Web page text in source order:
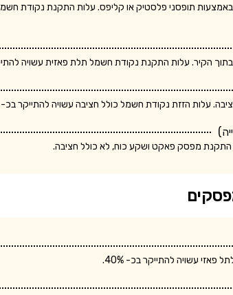
לנקודת חשמל חד פאזית ולחיווט עד 5 מטר באמצעות תופסני פלסטיק או קליפס. עלות
התקנת מפסק פאקט ושקע כוח, לא כולל חציבה.
עשויה להתייקר בכ- 40%.